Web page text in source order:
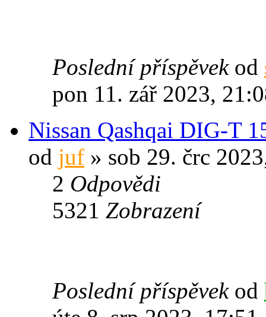
Poslední příspěvek od
pon 11. zář 2023,
Nissan Qashqai DIG-T
od juf » sob 29. črc
2 Odpovědi
5321 Zobrazení
Poslední příspěvek od